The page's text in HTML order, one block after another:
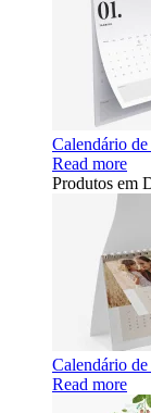
Calendário de
Read more
Produtos em
Calendário de
Read more